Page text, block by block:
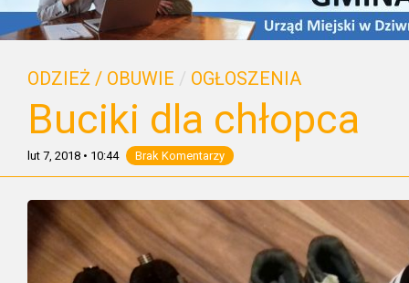
ODZIEŻ / OBUWIE / OGŁOSZENIA
Buciki dla chłopca
lut 7, 2018 • 10:44 Brak Komentarzy